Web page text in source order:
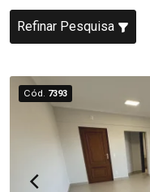
Refinar Pesquisa
Cód. 7393